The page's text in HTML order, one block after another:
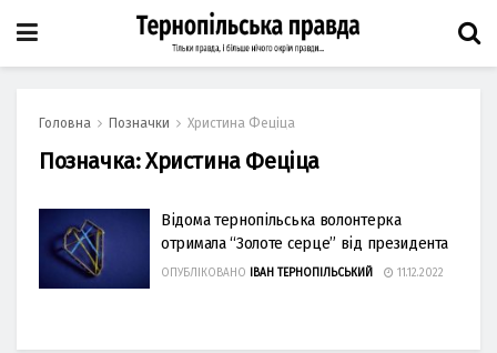
Головна Позначки Христина Феціца
Позначка:Христина Феціца
Відома тернопільська волонтерка
отримала “Золоте серце” від президента
ОПУБЛІКОВАНО ІВАН ТЕРНОПІЛЬСЬКИЙ 11.12.2022